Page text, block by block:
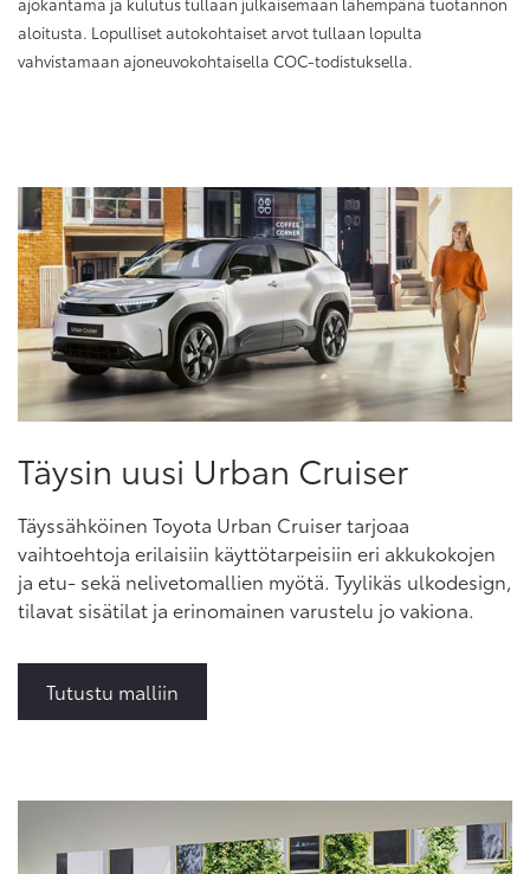
aloitusta. Lopulliset autokohtaiset arvot tullaan lopulta
vahvistamaan ajoneuvokohtaisella COC-todistuksella.
Täysin uusi Urban Cruiser
Täyssähköinen Toyota Urban Cruiser tarjoaa
vaihtoehtoja erilaisiin käyttötarpeisiin eri akkukokojen
ja etu- sekä nelivetomallien myötä. Tyylikäs ulkodesign,
tilavat sisätilat ja erinomainen varustelu jo vakiona.
Tutustu malliin